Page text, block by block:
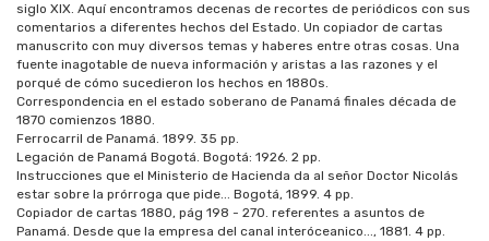
siglo XIX. Aquí encontramos decenas de recortes de periódicos con sus
comentarios a diferentes hechos del Estado. Un copiador de cartas
manuscrito con muy diversos temas y haberes entre otras cosas. Una
fuente inagotable de nueva información y aristas a las razones y el
porqué de cómo sucedieron los hechos en 1880s.
Correspondencia en el estado soberano de Panamá finales década de
1870 comienzos 1880.
Ferrocarril de Panamá. 1899. 35 pp.
Legación de Panamá Bogotá. Bogotá: 1926. 2 pp.
Instrucciones que el Ministerio de Hacienda da al señor Doctor Nicolás
estar sobre la prórroga que pide... Bogotá, 1899. 4 pp.
Copiador de cartas 1880, pág 198 - 270. referentes a asuntos de
Panamá. Desde que la empresa del canal interóceanico..., 1881. 4 pp.